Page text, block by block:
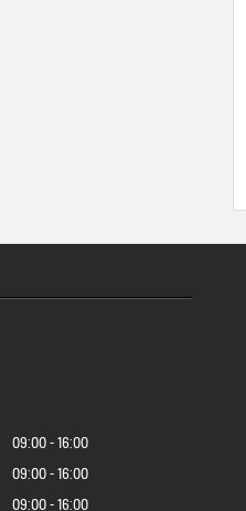
09:00
16:00
09:00
16:00
09:00 16:00